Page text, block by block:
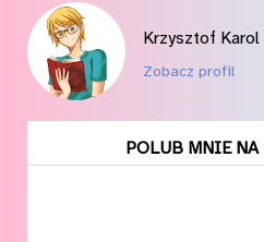
Krzysztof
Zobacz profil
POLUB MNIE NA